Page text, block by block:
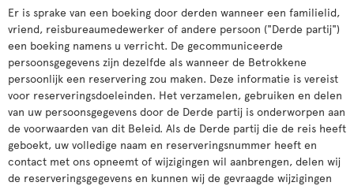
Er is sprake van een boeking door derden wanneer een familielid,
vriend, reisbureaumedewerker of andere persoon ("Derde partij")
een boeking namens u verricht. De gecommuniceerde
persoonsgegevens zijn dezelfde als wanneer de Betrokkene
persoonlijk een reservering zou maken. Deze informatie is vereist
voor reserveringsdoeleinden. Het verzamelen, gebruiken en delen
van uw persoonsgegevens door de Derde partij is onderworpen aan
de voorwaarden van dit Beleid. Als de Derde partij die de reis heeft
geboekt, uw volledige naam en reserveringsnummer heeft en
contact met ons opneemt of wijzigingen wil aanbrengen, delen wij
de reserveringsgegevens en kunnen wij de gevraagde wijzigingen